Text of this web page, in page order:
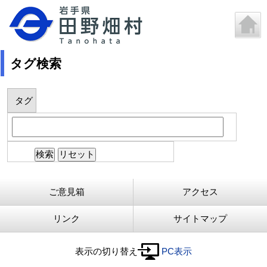
タグ検索
タグ
ご意見箱 アクセス
リンク サイトマップ
表示の切り替え PC表示